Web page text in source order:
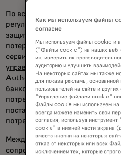
По всему миру появились
регулирование
защитить данные людей от
потерь. Например, в
сервисы должны
управлении по регулированию
Authority) для
банковских услуг. Доступ к
потребителей могут только
поставщики, и для них
потребителей.
Между тем, новые
сопровождают регулирование
Как мы используем файлы
согласие
Мы используем файлы cookie и
("Файлы cookie") на наших веб-
их, измерить их
аудиторию и улучшить
На некоторых сайтах мы также
для показа рекламы, основанной
пользователей на сайте и
"Управление файлами cookie"
Файлы cookie мы используем на
всегда можете изменить свои
согласия, используя
cookie" в нижней части экрана
вместо кнопки на некоторых
отказ от некоторых или всех
исключением тех, которые